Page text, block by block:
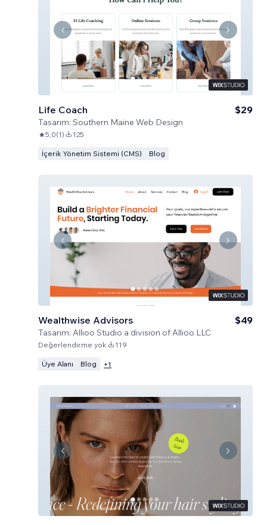
Life Coach
Tasarım: Southern Maine Web Design
$29
5,0(1) 125
İçerik Yönetim Sistemi (CMS) Blog
Wealthwise Advisors
Tasarım: Allioo Studio a division of Allioo LLC
$49
Değerlendirme yok 119
Üye Alanı Blog +1